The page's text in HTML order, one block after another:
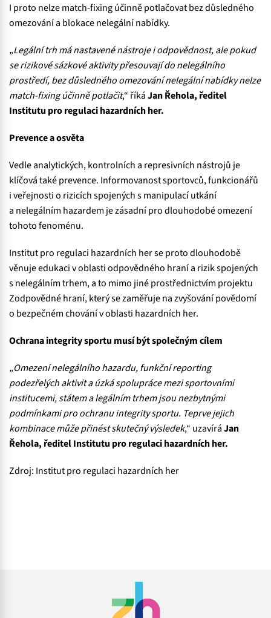
I proto nelze match-fixing účinně potlačovat bez důsledného
omezování a blokace nelegální nabídky.
„Legální trh má nastavené nástroje i odpovědnost, ale pokud
se rizikové sázkové aktivity přesouvají do nelegálního
prostředí, bez důsledného omezování nelegální nabídky nelze
match-fixing účinně potlačit,“ říkáJan Řehola, ředitel
Institutu pro regulaci hazardních her.
Prevence a osvěta
Vedle analytických, kontrolních a represivních nástrojů je
klíčová také prevence. Informovanost sportovců, funkcionářů
i veřejnosti o rizicích spojených s manipulací utkání
a nelegálním hazardem je zásadní pro dlouhodobé omezení
tohoto fenoménu.
Institut pro regulaci hazardních her se proto dlouhodobě
věnuje edukaci v oblasti odpovědného hraní a rizik spojených
s nelegálním trhem, a to mimo jiné prostřednictvím projektu
Zodpovědné hraní, který se zaměřuje na zvyšování povědomí
o bezpečném chování v oblasti hazardních her.
Ochrana integrity sportu musí být společným cílem
„Omezení nelegálního hazardu, funkční reporting
podezřelých aktivit a úzká spolupráce mezi sportovními
institucemi, státem a legálním trhem jsou nezbytnými
podmínkami pro ochranu integrity sportu. Teprve jejich
kombinace může přinést skutečný výsledek,“ uzavíráJan
Řehola, ředitel Institutu pro regulaci hazardních her.
Zdroj: Institut pro regulaci hazardních her